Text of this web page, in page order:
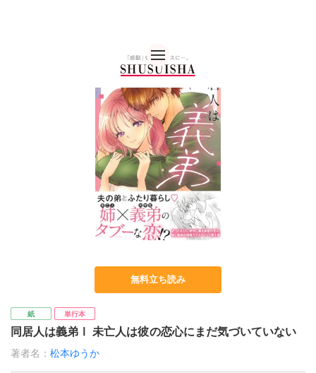
無料立ち読み
紙 単行本
同居人は義弟Ⅰ 未亡人は彼の恋心にまだ気づいていない
著者名：松本ゆうか